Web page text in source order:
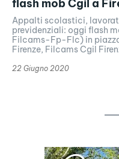
flash mob Cgil a
Appalti scolastici,
previdenziali: oggi flash
Filcams-Fp-Flc) in
Firenze, Filcams Cgil
22 Giugno 2020